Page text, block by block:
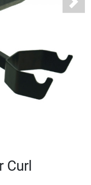
Next
Curl